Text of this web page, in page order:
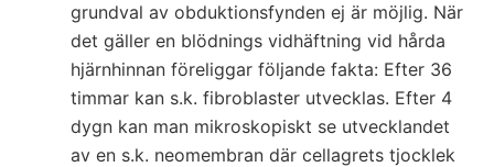
grundval av obduktionsfynden ej är möjlig. När
det gäller en blödnings vidhäftning vid hårda
hjärnhinnan föreliggar följande fakta: Efter 36
timmar kan s.k. fibroblaster utvecklas. Efter 4
dygn kan man mikroskopiskt se utvecklandet
av en s.k. neomembran där cellagrets tjocklek